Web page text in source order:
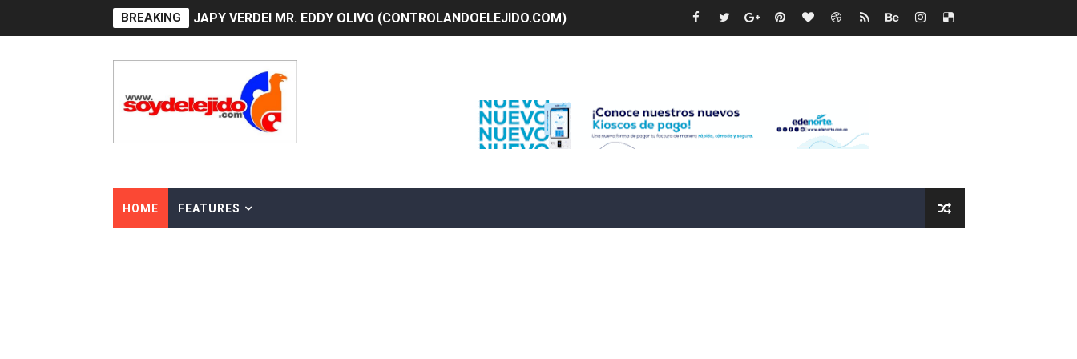
BREAKING JAPY VERDEI MR. EDDY OLIVO (CONTROLANDOELEJIDO.COM)
Dólar bajó 9 cts. y era vendido a $58.44; el euro subió a $68.79
EDENORTE impulsa el desarrollo energético del Cibao Central con nueva subestación de RD$118 millones y modernización total de la red en
HOME FEATURES